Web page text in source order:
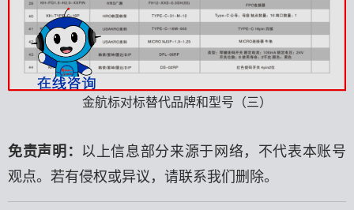
金航标对标替代品牌和型号（三）
免责声明： 以上信息部分来源于网络，不代表本账号
观点。若有侵权或异议，请联系我们删除。